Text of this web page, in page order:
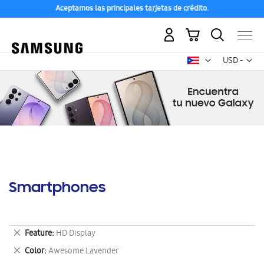
Aceptamos las principales tarjetas de crédito.
USD -
dólar
Mi carrito
Smartphones
Feature HD Display
Eliminar
este
artículo
Color Awesome Lavender
Eliminar